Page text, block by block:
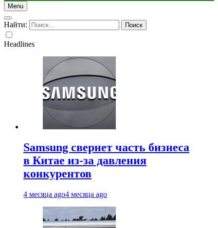
Menu
Найти:
Headlines
Samsung свернет часть бизнеса
в Китае из-за давления
конкурентов
4 месяца ago4 месяца ago